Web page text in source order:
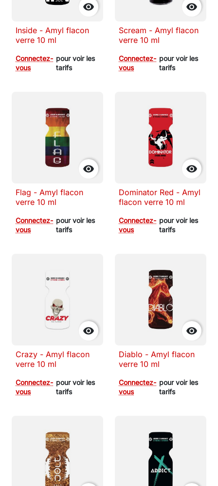

Inside - Amyl flacon
verre 10 ml
Connectez-
vous
pour voir les
tarifs

Scream - Amyl flacon
verre 10 ml
Connectez-
vous
pour voir les
tarifs

Flag - Amyl flacon
verre 10 ml
Connectez-
vous
pour voir les
tarifs

Dominator Red - Amyl
flacon verre 10 ml
Connectez-
vous
pour voir les
tarifs

Crazy - Amyl flacon
verre 10 ml
Connectez-
vous
pour voir les
tarifs

Diablo - Amyl flacon
verre 10 ml
Connectez-
vous
pour voir les
tarifs